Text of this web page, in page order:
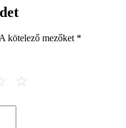
A kötelező mezőket *